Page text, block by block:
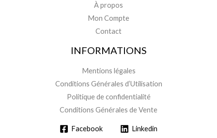
À propos
Mon Compte
Contact
INFORMATIONS
Mentions légales
Conditions Générales d’Utilisation
Politique de confidentialité
Conditions Générales de Vente
Facebook Linkedin